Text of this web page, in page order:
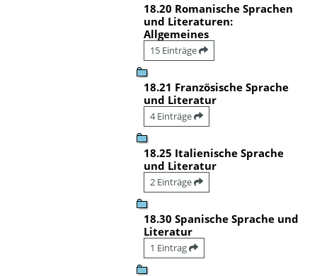
18.20 Romanische Sprachen
und Literaturen:
Allgemeines
15 Einträge
18.21 Französische Sprache
und Literatur
4 Einträge
18.25 Italienische Sprache
und Literatur
2 Einträge
18.30 Spanische Sprache und
Literatur
1 Eintrag